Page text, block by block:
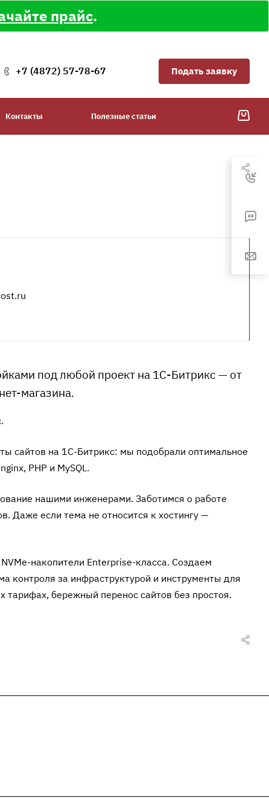
прайс.
+7 (4872) 57-78-67 Подать заявку
Контакты Полезные статьи
под любой проект на 1С-Битрикс — от
магазина.
сайтов на 1С-Битрикс: мы подобрали оптимальное
PHP и MySQL.
нашими инженерами. Заботимся о работе
Даже если тема не относится к хостингу —
накопители Enterprise-класса. Создаем
контроля за инфраструктурой и инструменты для
тарифах, бережный перенос сайтов без простоя.